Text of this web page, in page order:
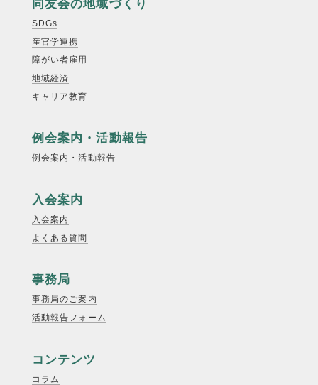
同友会の地域づくり
SDGs
産官学連携
障がい者雇用
地域経済
キャリア教育
例会案内・活動報告
例会案内・活動報告
入会案内
入会案内
よくある質問
事務局
事務局のご案内
活動報告フォーム
コンテンツ
コラム